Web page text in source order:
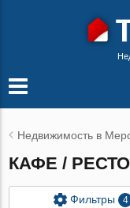
Недвижимость в
КАФЕ /
Фильтры 4